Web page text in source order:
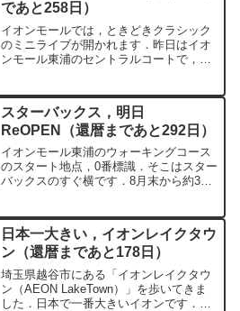
であと258日）
イオンモールでは，ときどきクラシック
のミニライブが開かれます．昨日はイオ
ンモール東浦のセントラルコートで，ヴ
ーで降りる途中，客席がずらりと並んで
いて，思わずパチリ．本当...
スターバックス，明日
ReOPEN（還暦まであと292日）
イオンモール東浦のウォーキングコース
のスタート地点，0番標識．そこはスター
バックスのすぐ横です．8月末から約3週
ョップの前を7回通ることになります．ど
んなお店があ...
日本一大きい，イオンレイクタウ
ン（還暦まであと178日）
埼玉県越谷市にある「イオンレイクタウ
ン（AEON LakeTown）」を歩いてきま
した．日本で一番大きいイオンです．厳